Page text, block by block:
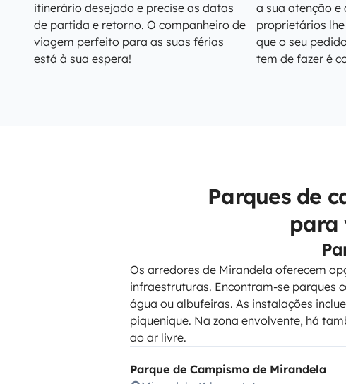
itinerário desejado e precise as datas
de partida e retorno. O companheiro de
viagem perfeito para as suas férias
está à sua espera!
a sua atenção e
proprietários
que o seu
tem de fazer é
Parques de
para
Os arredores de Mirandela oferecem
infraestruturas. Encontram-se parques
água ou albufeiras. As instalações
piquenique. Na zona envolvente, há
ao ar livre.
Parque de Campismo de Mirandela